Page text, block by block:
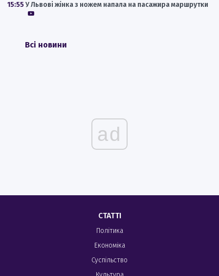
15:55 У Львові жінка з ножем напала на пасажира маршрутки
Всі новини
ad
СТАТТІ
Політика
Економіка
Суспільство